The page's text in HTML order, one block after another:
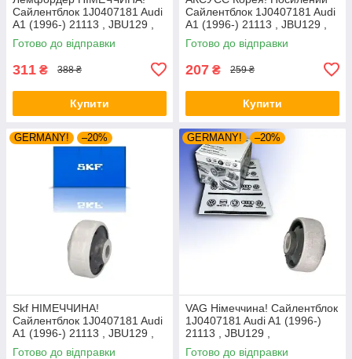
Сайлентблок 1J0407181 Audi
A1 (1996-) 21113 , JBU129 ,
VKDS331001
Готово до відправки
311 ₴ 388 ₴
Купити
Сайлентблок 1J0407181 Audi
A1 (1996-) 21113 , JBU129 ,
VKDS331001
Готово до відправки
207 ₴ 259 ₴
Купити
GERMANY! –20%
Skf НІМЕЧЧИНА!
Сайлентблок 1J0407181 Audi
A1 (1996-) 21113 , JBU129 ,
VKDS331001
Готово до відправки
GERMANY! –20%
VAG Німеччина! Сайлентблок
1J0407181 Audi A1 (1996-)
21113 , JBU129 ,
VKDS331001
Готово до відправки